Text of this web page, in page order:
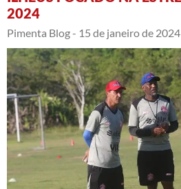
2024
Pimenta Blog - 15 de janeiro de 2024